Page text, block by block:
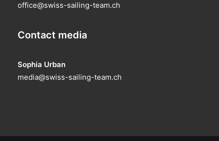
office@swiss-sailing-team.ch
Contact media
Sophia Urban
media@swiss-sailing-team.ch